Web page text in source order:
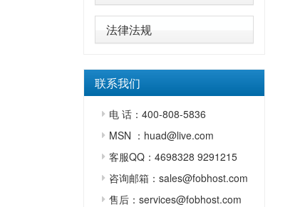
法律法规
联系我们
电 话：400-808-5836
MSN ：huad@live.com
客服QQ：4698328 9291215
咨询邮箱：sales@fobhost.com
售后：services@fobhost.com